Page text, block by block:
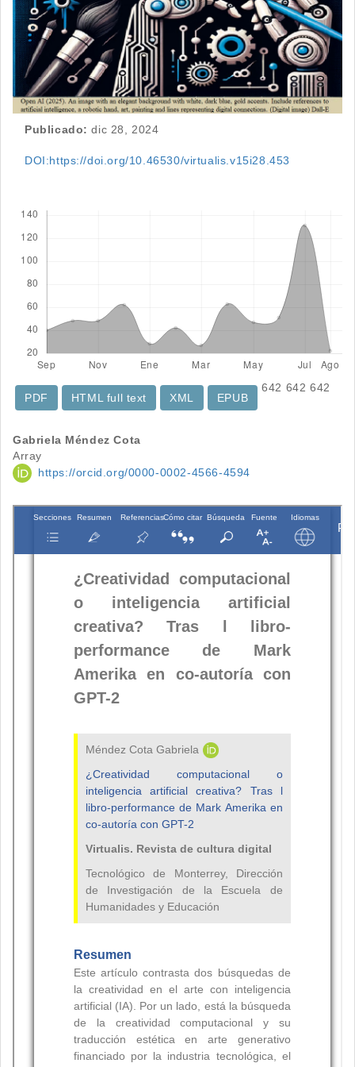
Publicado: dic 28, 2024
DOI:https://doi.org/10.46530/virtualis.v15i28.453
642
PDF
642
HTML full text
XML
642
EPUB
Contenido
principal
artículo
Gabriela Méndez Cota
Array
https://orcid.org/0000-0002-4566-4594